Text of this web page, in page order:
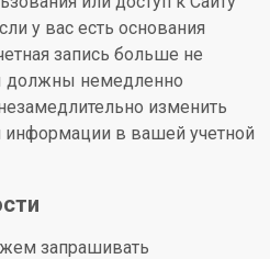
у вас есть основания
запись больше не
должны немедленно
изменить
информации в вашей учетной
запрашивать